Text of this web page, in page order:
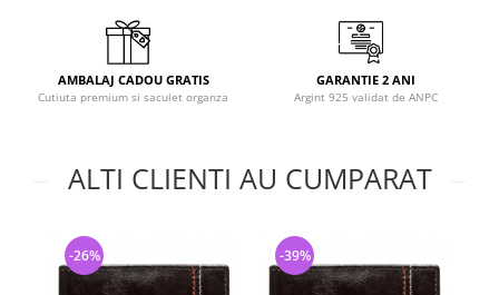
AMBALAJ CADOU GRATIS
Cutiuta premium si saculet organza
GARANTIE 2 ANI
Argint 925 validat de ANPC
ALTI CLIENTI AU CUMPARAT
-26% -39%